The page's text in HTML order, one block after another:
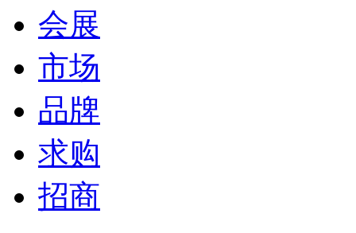
会展
市场
品牌
求购
招商